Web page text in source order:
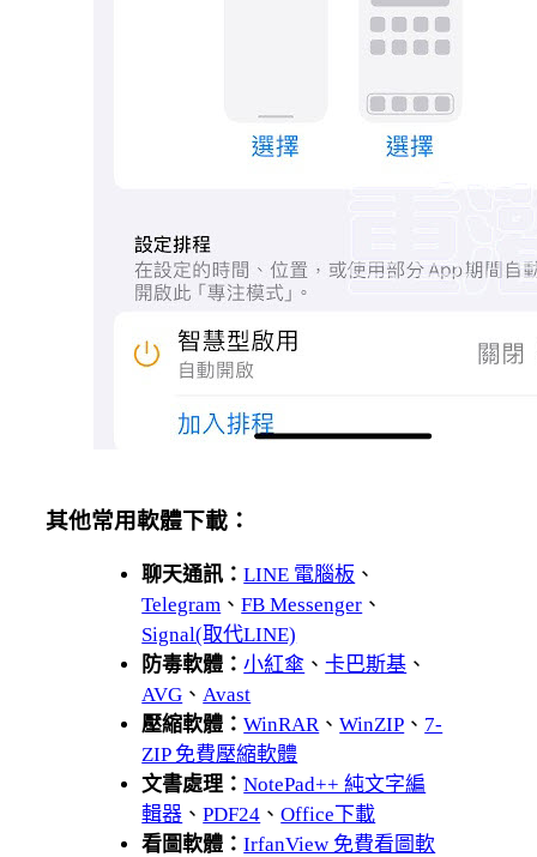
其他常用軟體下載：
聊天通訊：LINE 電腦板 、
Telegram 、FB Messenger 、
Signal(取代LINE)
防毒軟體：小紅傘 、卡巴斯基 、
AVG 、 Avast
壓縮軟體：WinRAR 、WinZIP 、 7-
ZIP 免費壓縮軟體
文書處理：NotePad++ 純文字編
輯器 、PDF24 、Office下載
看圖軟體：IrfanView 免費看圖軟